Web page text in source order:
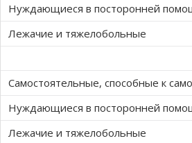
Нуждающиеся в посторонней
Лежачие и тяжелобольные
Самостоятельные, способные к
Нуждающиеся в посторонней
Лежачие и тяжелобольные